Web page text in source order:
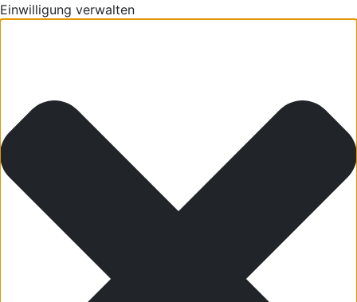
Einwilligung verwalten